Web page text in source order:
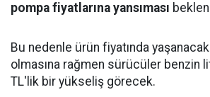
pompa fiyatlarına yansıması
Bu nedenle ürün fiyatında
olmasına rağmen sürücüler benzin
TL'lik bir yükseliş görecek.